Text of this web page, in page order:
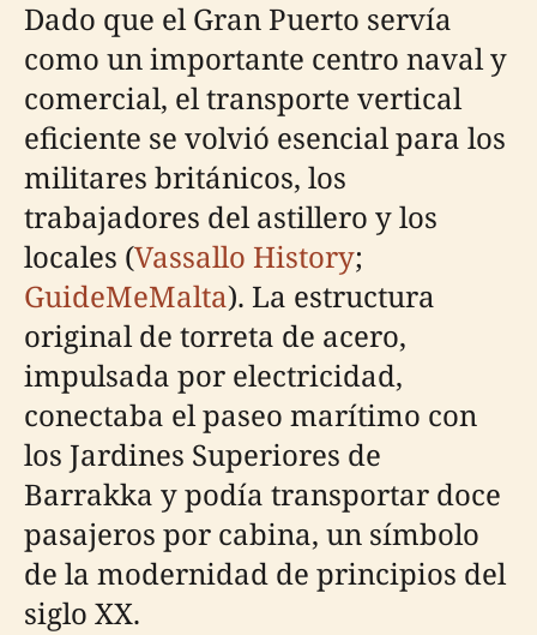
Dado que el Gran Puerto servía
como un importante centro naval y
comercial, el transporte vertical
eficiente se volvió esencial para los
militares británicos, los
trabajadores del astillero y los
locales (Vassallo History;
GuideMeMalta). La estructura
original de torreta de acero,
impulsada por electricidad,
conectaba el paseo marítimo con
los Jardines Superiores de
Barrakka y podía transportar doce
pasajeros por cabina, un símbolo
de la modernidad de principios del
siglo XX.